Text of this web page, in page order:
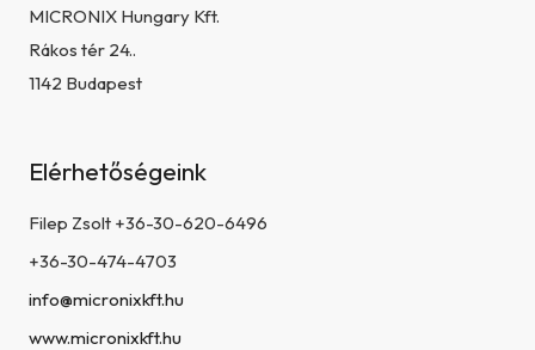
MICRONIX Hungary Kft.
Rákos tér 24..
1142 Budapest
Elérhetőségeink
Filep Zsolt +36-30-620-6496
+36-30-474-4703
info@micronixkft.hu
www.micronixkft.hu